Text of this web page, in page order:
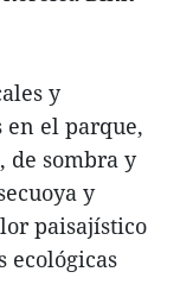
y
en el parque,
de sombra y
y
paisajístico
ecológicas